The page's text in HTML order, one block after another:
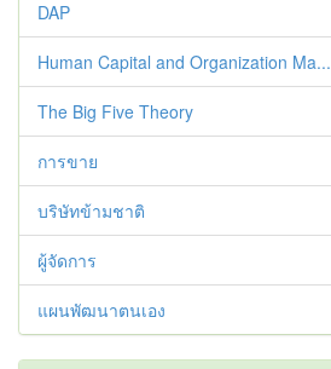
DAP
Human Capital and Organization Ma...
The Big Five Theory
การขาย
บริษัทข้ามชาติ
ผู้จัดการ
แผนพัฒนาตนเอง